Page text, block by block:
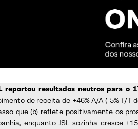
reportou resultados neutros para o
de receita de +46% A/A (-5% T/T
que (b) reflete positivamente os
enquanto JSL sozinha cresce